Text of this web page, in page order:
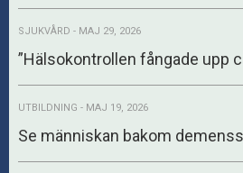
SJUKVÅRD - MAJ 29, 2026
”Hälsokontrollen fångade upp
UTBILDNING - MAJ 19, 2026
Se människan bakom